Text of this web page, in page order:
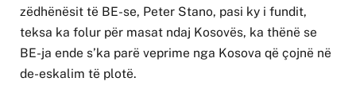
zëdhënësit të BE-se, Peter Stano, pasi ky i fundit,
teksa ka folur për masat ndaj Kosovës, ka thënë se
BE-ja ende s’ka parë veprime nga Kosova që çojnë në
de-eskalim të plotë.